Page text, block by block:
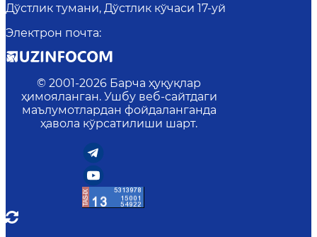
Дўстлик тумани, Дўстлик кўчаси 17-уй
Электрон почта:
© 2001-2026 Барча ҳуқуқлар
ҳимояланган. Ушбу веб-сайтдаги
маълумотлардан фойдаланганда
ҳавола кўрсатилиши шарт.